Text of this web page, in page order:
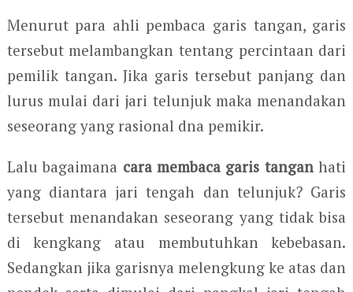
Menurut para ahli pembaca garis tangan, garis
tersebut melambangkan tentang percintaan dari
pemilik tangan. Jika garis tersebut panjang dan
lurus mulai dari jari telunjuk maka menandakan
seseorang yang rasional dna pemikir.
Lalu bagaimana cara membaca garis tanganhati
yang diantara jari tengah dan telunjuk? Garis
tersebut menandakan seseorang yang tidak bisa
di kengkang atau membutuhkan kebebasan.
Sedangkan jika garisnya melengkung ke atas dan